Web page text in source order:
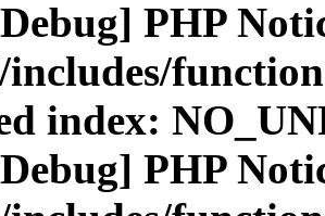
PHP
index:
PHP